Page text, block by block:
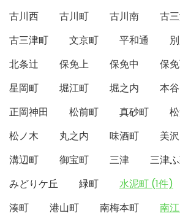
古川西
古川町 古川南
古
古三津町
文京町 平和通
北条辻
保免上 保免中 保
星岡町
堀江町 堀之内 本谷
正岡神田
松前町 真砂町
松ノ木
丸之内 味酒町 美沢
溝辺町
御宝町 三津
三津
みどりケ丘
緑町 水泥町 (1件)
湊町
港山町 南梅本町
南